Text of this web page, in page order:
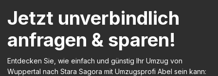
Jetzt unverbindlich
anfragen & sparen!
Entdecken Sie, wie einfach und günstig Ihr Umzug von
Wuppertal nach Stara Sagora mit Umzugsprofi Abel sein kann: